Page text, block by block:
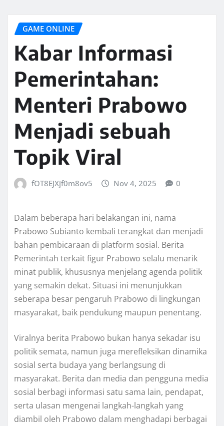
GAME ONLINE
Kabar Informasi
Pemerintahan:
Menteri Prabowo
Menjadi sebuah
Topik Viral
fOT8EJXjf0m8ov5 Nov 4, 2025 0
Dalam beberapa hari belakangan ini, nama
Prabowo Subianto kembali terangkat dan menjadi
bahan pembicaraan di platform sosial. Berita
Pemerintah terkait figur Prabowo selalu menarik
minat publik, khususnya menjelang agenda politik
yang semakin dekat. Situasi ini menunjukkan
seberapa besar pengaruh Prabowo di lingkungan
masyarakat, baik pendukung maupun penentang.
Viralnya berita Prabowo bukan hanya sekadar isu
politik semata, namun juga merefleksikan dinamika
sosial serta budaya yang berlangsung di
masyarakat. Berita dan media dan pengguna media
sosial berbagi informasi satu sama lain, pendapat,
serta ulasan mengenai langkah-langkah yang
diambil oleh Prabowo dalam menghadapi berbagai